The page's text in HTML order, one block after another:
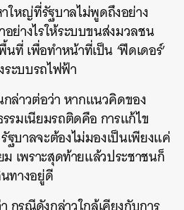
หญ่ที่รัฐบาลไม่พูดถึงอย่าง
อย่างไรให้ระบบขนส่งมวลชน
ที่ เพื่อทำหน้าที่เป็น ‘ฟีดเดอร์’
ระบบรถไฟฟ้า
ล่าวต่อว่า หากแนวคิดของ
รมเนียมรถติดคือ การแก้ไข
บาลจะต้องไม่มองเป็นเพียงแค่
ม เพราะสุดท้ายแล้วประชาชนก็
ทางอยู่ดี